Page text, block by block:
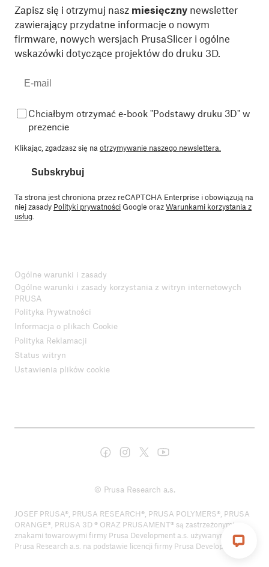
Zapisz się i otrzymuj nasz miesięczny newsletter
zawierający przydatne informacje o nowym
firmware, nowych wersjach PrusaSlicer i ogólne
wskazówki dotyczące projektów do druku 3D.
Chciałbym otrzymać e-book "Podstawy druku 3D" w
prezencie
Klikając, zgadzasz się naotrzymywanie naszego newslettera.
Subskrybuj
Ta strona jest chroniona przez reCAPTCHA Enterprise i obowiązują na
niej zasady Polityki prywatnościGoogle orazWarunkami korzystania z
usług.
Ogólne warunki i zasady
Ogólne warunki i zasady korzystania z witryn internetowych
PRUSA
Polityka Prywatności
Informacja o plikach Cookie
Polityka Reklamacji
Status witryn
Ustawienia plików cookie
© Prusa Research a.s.
JOSEF PRUSA®, PRUSA RESEARCH®, PRUSA POLYMERS®, PRUSA
ORANGE®, PRUSA 3D ® ORAZ PRUSAMENT® są zastrzeżonymi
znakami towarowymi firmy Prusa Development a.s. używanymi przez
Prusa Research a.s. na podstawie licencji firmy Prusa Development a.s.